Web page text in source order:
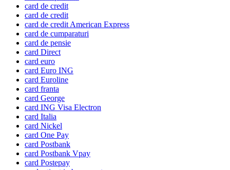
card de credit
card de credit
card de credit American Express
card de cumparaturi
card de pensie
card Direct
card euro
card Euro ING
card Euroline
card franta
card George
card ING Visa Electron
card Italia
card Nickel
card One Pay
card Postbank
card Postbank Vpay
card Postepay